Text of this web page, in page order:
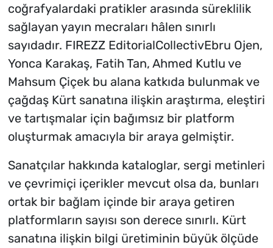
coğrafyalardaki pratikler arasında süreklilik
sağlayan yayın mecraları hâlen sınırlı
sayıdadır. FIREZZ EditorialCollectivEbru Ojen,
Yonca Karakaş, Fatih Tan, Ahmed Kutlu ve
Mahsum Çiçek bu alana katkıda bulunmak ve
çağdaş Kürt sanatına ilişkin araştırma, eleştiri
ve tartışmalar için bağımsız bir platform
oluşturmak amacıyla bir araya gelmiştir.
Sanatçılar hakkında kataloglar, sergi metinleri
ve çevrimiçi içerikler mevcut olsa da, bunları
ortak bir bağlam içinde bir araya getiren
platformların sayısı son derece sınırlı. Kürt
sanatına ilişkin bilgi üretiminin büyük ölçüde